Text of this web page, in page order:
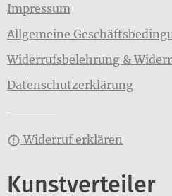
Impressum
Allgemeine
Widerrufsbelehrung &
Datenschutzerklärung
Widerruf erklären
Kunstverteiler